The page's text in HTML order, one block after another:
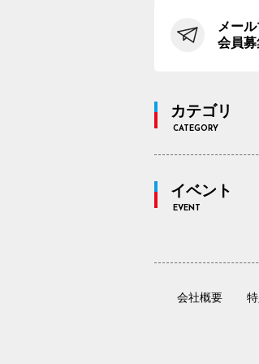
メー
会員募
カテゴリ
CATEGORY
イベント
EVENT
会社概要